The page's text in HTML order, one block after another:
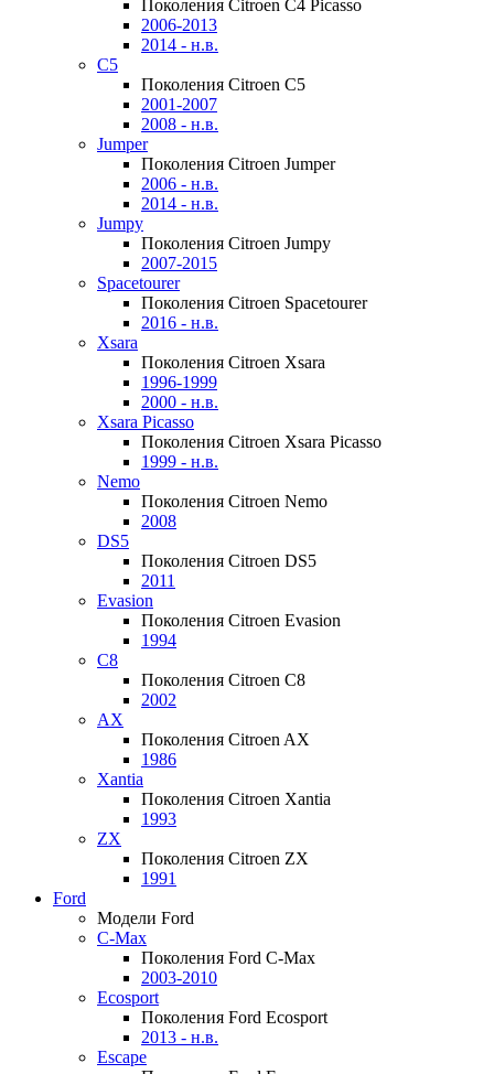
Поколения Citroen C4 Picasso
2006-2013
2014 - н.в.
C5
Поколения Citroen C5
2001-2007
2008 - н.в.
Jumper
Поколения Citroen Jumper
2006 - н.в.
2014 - н.в.
Jumpy
Поколения Citroen Jumpy
2007-2015
Spacetourer
Поколения Citroen Spacetourer
2016 - н.в.
Xsara
Поколения Citroen Xsara
1996-1999
2000 - н.в.
Xsara Picasso
Поколения Citroen Xsara Picasso
1999 - н.в.
Nemo
Поколения Citroen Nemo
2008
DS5
Поколения Citroen DS5
2011
Evasion
Поколения Citroen Evasion
1994
C8
Поколения Citroen C8
2002
AX
Поколения Citroen AX
1986
Xantia
Поколения Citroen Xantia
1993
ZX
Поколения Citroen ZX
1991
Ford
Модели Ford
C-Max
Поколения Ford C-Max
2003-2010
Ecosport
Поколения Ford Ecosport
2013 - н.в.
Escape